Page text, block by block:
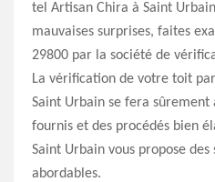
tel Artisan Chira à Saint
mauvaises surprises, faites
29800 par la société de
La vérification de votre toit
Saint Urbain se fera sûrement
fournis et des procédés bien
Saint Urbain vous propose
abordables.